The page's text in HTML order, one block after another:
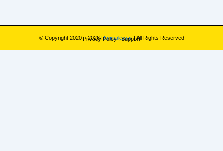
© Copyright 2020 – 2026Rampaksuar| All Rights Reserved
Privacy Policy.Support